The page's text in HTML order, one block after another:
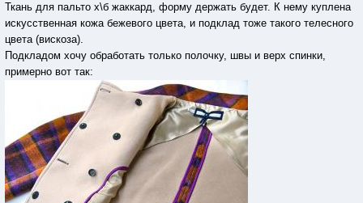
Ткань для пальто х\б жаккард, форму держать будет. К нему куплена
искусственная кожа бежевого цвета, и подклад тоже такого телесного
цвета (вискоза).
Подкладом хочу обработать только полочку, швы и верх спинки,
примерно вот так: